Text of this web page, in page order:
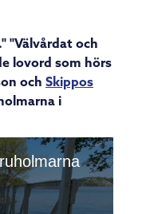
"Välvårdat och
lovord som hörs
och Skippos
i